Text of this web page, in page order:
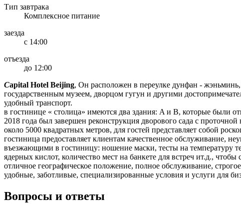
Тип завтрака
Комплексное питание
заезда
с 14:00
отъезда
до 12:00
Capital Hotel Beijing, Он расположен в переулке дунфан -
государственным музеем, дворцом гугун и другими
удобный транспорт.
в гостинице « столица» имеются два здания: A и B, которые были
2018 года был завершен реконструкция дворового сада с
около 5000 квадратных метров, для гостей представляет собой
гостиница предоставляет клиентам качественное обслуживание,
въезжающими в гостиницу: ношение маски, тесты на температуру
ядерных кислот, количество мест на банкете для встреч ит.д.,
отличное географическое положение, полное обслуживание,
удобные, заботливые, специализированные условия и услуги для
Вопросы и ответы